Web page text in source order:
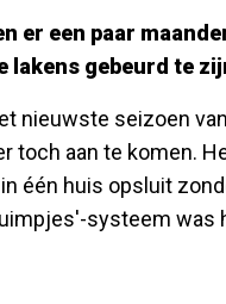
er een paar
lakens gebeurd te
nieuwste seizoen
toch aan te komen.
één huis opsluit
systeem was